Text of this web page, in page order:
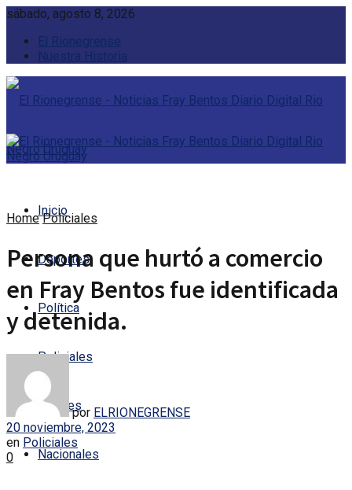
sábado, agosto 8, 2026
El Rionegrense
Nuestra Historia
Inicio
Deportes
Política
Policiales
Locales
Nacionales
Home Policiales
Persona que hurtó a comercio
en Fray Bentos fue identificada
y detenida.
por ELRIONEGRENSE
20 noviembre, 2023
en Policiales
0